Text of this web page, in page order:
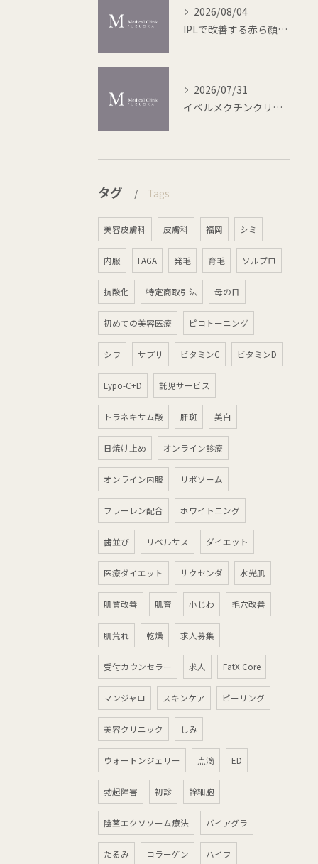
2026/08/04
IPLで改善する赤ら顔の最新治療法
2026/07/31
イベルメクチンクリームの赤み治療効果とニキビダニ対策
タグ Tags
美容皮膚科 皮膚科 福岡 シミ
内服 FAGA 発毛 育毛 ソルプロ
抗酸化 特定商取引法 母の日
初めての美容医療 ピコトーニング
シワ サプリ ビタミンC ビタミンD
Lypo-C+D 託児サービス
トラネキサム酸 肝斑 美白
日焼け止め オンライン診療
オンライン内服 リポソーム
フラーレン配合 ホワイトニング
歯並び リベルサス ダイエット
医療ダイエット サクセンダ 水光肌
肌質改善 肌育 小じわ 毛穴改善
肌荒れ 乾燥 求人募集
受付カウンセラー 求人 FatX Core
マンジャロ スキンケア ピーリング
美容クリニック しみ
ウォートンジェリー 点滴 ED
勃起障害 初診 幹細胞
陰茎エクソソーム療法 バイアグラ
たるみ コラーゲン ハイフ